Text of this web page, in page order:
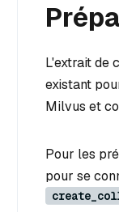
L'extrait de
existant
Milvus et
Pour les
pour se